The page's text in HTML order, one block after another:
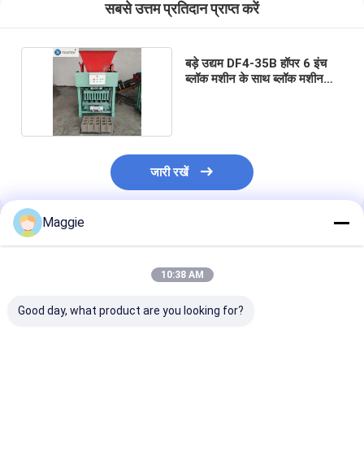
सबसे उत्तम प्रतिदान प्राप्त करें
बड़े उद्यम DF4-35B हॉपर 6 इंच
ब्लॉक मशीन के साथ ब्लॉक मशीन
जारी रखें
अनुशंसित उत्पाद
Maggie
10:38 AM
Good day, what product are you looking for?